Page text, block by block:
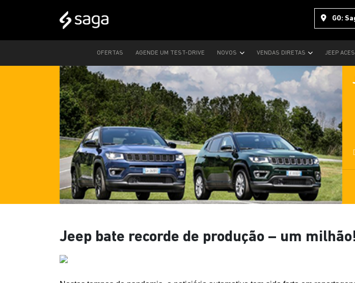
GO:
OFERTAS AGENDE UM TEST-DRIVE NOVOS VENDAS DIRETAS JEEP
Jeep bate recorde de produção – um